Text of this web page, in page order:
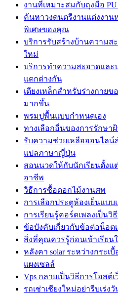
งานที่เหมาะสมกับถุงมือ
ค้นหาวงดนตรีงานแต่งงาน
พิเศษของคุณ
บริการรับสร้างบ้านความส
ใหม่
บริการทำความสะอาดแล
แตกต่างกัน
เตียงเหล็กสำหรับร่างกาย
มากขึ้น
พรมปูพื้นแบบกำหนดเอง
ทางเลือกอื่นของการรักษา
รับความช่วยเหลือออนไลน์
แปลภาษาญี่ปุ่น
สอนนวดให้กับนักเรียนตั้งแ
อาชีพ
วิธีการซื้อดอกไม้งานศพ
การเลือกประตูห้องเย็นแบ
การเรียนรู้คอร์ดเพลงเป็นวิ
ข้อบังคับเกี่ยวกับข้อต่อน็อต
สิ่งที่คุณควรรู้ก่อนเข้าเรียน
หลังคา solar ระหว่างกระเ
แผงเซลล์
Vps กลายเป็นวิธีการโฮสต์
รถเช่าเชียงใหม่อย่ารีบเร่